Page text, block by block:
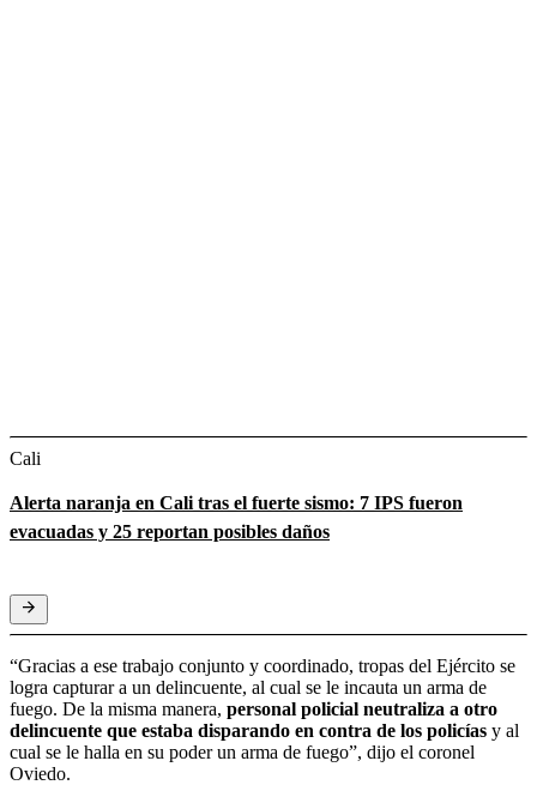
Cali
Alerta naranja en Cali tras el fuerte sismo: 7 IPS fueron
evacuadas y 25 reportan posibles daños
“Gracias a ese trabajo conjunto y coordinado, tropas del Ejército se
logra capturar a un delincuente, al cual se le incauta un arma de
fuego. De la misma manera, personal policial neutraliza a otro
delincuente que estaba disparando en contra de los policías y al
cual se le halla en su poder un arma de fuego”, dijo el coronel
Oviedo.